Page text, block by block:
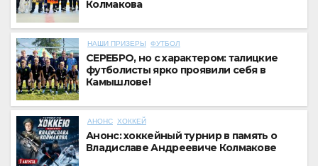
Колмакова
НАШИ ПРИЗЕРЫ ФУТБОЛ
СЕРЕБРО, но с характером: талицкие
футболисты ярко проявили себя в
Камышлове!
АНОНС ХОККЕЙ
Анонс: хоккейный турнир в память о
Владиславе Андреевиче Колмакове